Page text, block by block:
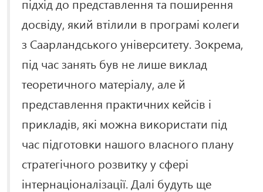
підхід до представлення та поширення
досвіду, який втілили в програмі колеги
з Саарландського університету. Зокрема,
під час занять був не лише виклад
теоретичного матеріалу, але й
представлення практичних кейсів і
прикладів, які можна використати під
час підготовки нашого власного плану
стратегічного розвитку у сфері
інтернаціоналізації. Далі будуть ще